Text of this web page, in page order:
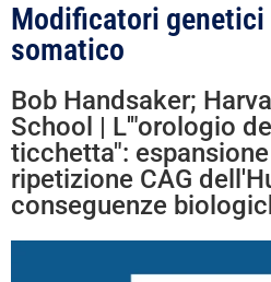
Modificatori genetici
somatico
Bob Handsaker;
School | L'"orologio
ticchetta":
ripetizione CAG
conseguenze